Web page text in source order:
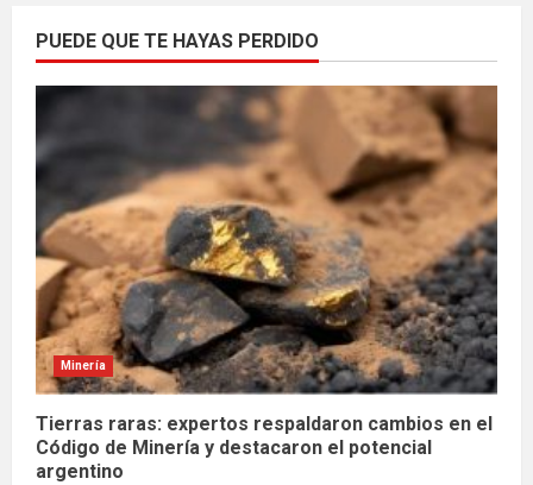
PUEDE QUE TE HAYAS PERDIDO
Minería
Tierras raras: expertos respaldaron cambios en el
Código de Minería y destacaron el potencial
argentino